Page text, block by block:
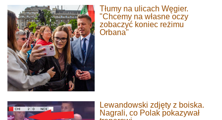
Tłumy na ulicach Węgier.
"Chcemy na własne oczy
zobaczyć koniec reżimu
Orbana"
Lewandowski zdjęty z boiska.
Nagrali, co Polak pokazywał